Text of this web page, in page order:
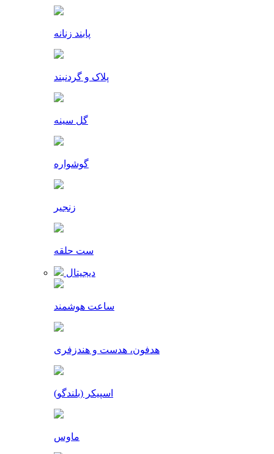
پابند زنانه
پلاک و گردنبند
گل سینه
گوشواره
زنجیر
ست حلقه
دیجیتال
ساعت هوشمند
هدفون، هدست و هندزفری
اسپیکر (بلندگو)
ماوس